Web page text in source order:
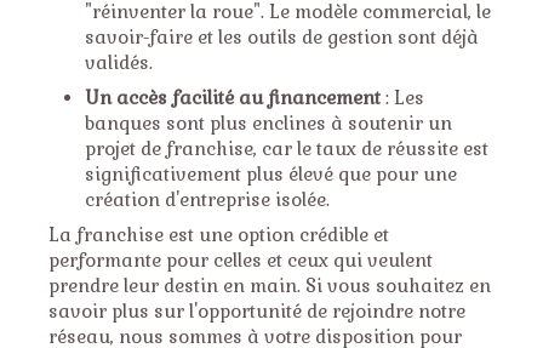
"réinventer la roue". Le modèle commercial, le
savoir-faire et les outils de gestion sont déjà
validés.
Un accès facilité au financement : Les
banques sont plus enclines à soutenir un
projet de franchise, car le taux de réussite est
significativement plus élevé que pour une
création d'entreprise isolée.
La franchise est une option crédible et
performante pour celles et ceux qui veulent
prendre leur destin en main. Si vous souhaitez en
savoir plus sur l'opportunité de rejoindre notre
réseau, nous sommes à votre disposition pour